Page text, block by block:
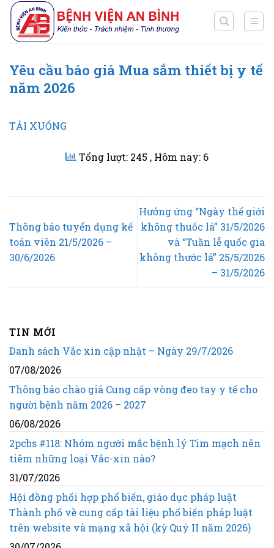
Chuyển
đến
nội
Yêu cầu báo giá Mua sắm thiết bị y tế
năm 2026
TẢI XUỐNG
Tổng lượt: 245 , Hôm nay: 6
Thông báo tuyển dụng kế
toán viên 21/5/2026 –
30/6/2026
Hưởng ứng “Ngày thế giới
không thuốc lá” 31/5/2026
và “Tuần lễ quốc gia
không thước lá” 25/5/2026
– 31/5/2026
TIN MỚI
Danh sách Vắc xin cập nhật – Ngày 29/7/2026
07/08/2026
Thông báo chào giá Cung cấp vòng đeo tay y tế cho
người bệnh năm 2026 – 2027
06/08/2026
2pcbs #118: Nhóm người mắc bệnh lý Tim mạch nên
tiêm những loại Vắc-xin nào?
31/07/2026
Hội đồng phối hợp phổ biến, giáo dục pháp luật
Thành phố về cung cấp tài liệu phổ biến pháp luật
trên website và mạng xã hội (kỳ Quý II năm 2026)